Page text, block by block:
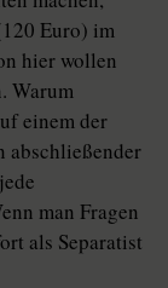
Euro) im
hier wollen
Warum
einem der
abschließender
man Fragen
als Separatist